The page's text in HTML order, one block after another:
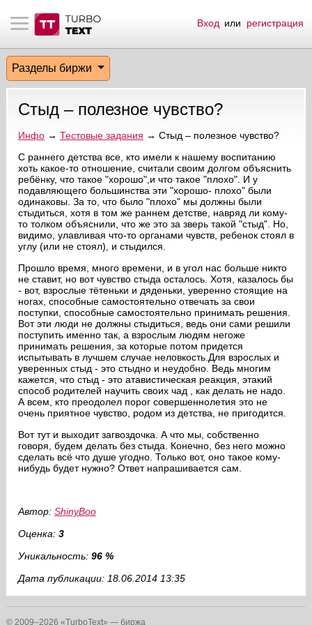
материалы
биржи
пользователи
эфир
на сайте
пользователей
сообщения
по форуму
Вход или регистрация
Разделы биржи
Стыд – полезное чувство?
Инфо→ Тестовые задания → Стыд – полезное чувство?
С раннего детства все, кто имели к нашему воспитанию
хоть какое-то отношение, считали своим долгом объяснить
ребёнку, что такое "хорошо",и что такое "плохо". И у
подавляющего большинства эти "хорошо- плохо" были
одинаковы. За то, что было "плохо" мы должны были
стыдиться, хотя в том же раннем детстве, навряд ли кому-
то толком объяснили, что же это за зверь такой "стыд". Но,
видимо, улавливая что-то органами чувств, ребенок стоял в
углу (или не стоял), и стыдился.
Прошло время, много времени, и в угол нас больше никто
не ставит, но вот чувство стыда осталось. Хотя, казалось бы
- вот, взрослые тётеньки и дяденьки, уверенно стоящие на
ногах, способные самостоятельно отвечать за свои
поступки, способные самостоятельно принимать решения.
Вот эти люди не должны стыдиться, ведь они сами решили
поступить именно так, а взрослым людям негоже
принимать решения, за которые потом придется
испытывать в лучшем случае неловкость.Для взрослых и
уверенных стыд - это стыдно и неудобно. Ведь многим
кажется, что стыд - это атавистическая реакция, этакий
способ родителей научить своих чад , как делать не надо.
А всем, кто преодолел порог совершеннолетия это не
очень приятное чувство, родом из детства, не пригодится.
Вот тут и выходит загвоздочка. А что мы, собственно
говоря, будем делать без стыда. Конечно, без него можно
сделать всё что душе угодно. Только вот, оно такое кому-
нибудь будет нужно? Ответ напрашивается сам.
Автор: ShinyBoo
Оценка: 3
Уникальность: 96 %
Дата публикации: 18.06.2014 13:35
© 2009–2026 «TurboText» — биржа